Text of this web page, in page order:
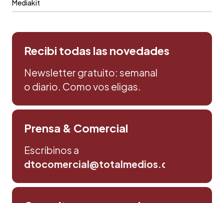
Mediakit
Recibi todas las novedades
Newsletter gratuito: semanal
o diario. Como vos eligas.
Prensa & Comercial
Escribinos a
dtocomercial@totalmedios.com